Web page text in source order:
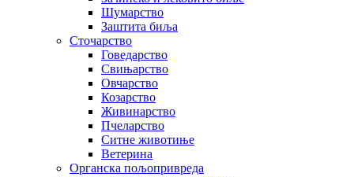
Шумарство
Заштита биља
Сточарство
Говедарство
Свињарство
Овчарство
Козарство
Живинарство
Пчеларство
Ситне животиње
Ветерина
Органска пољопривреда